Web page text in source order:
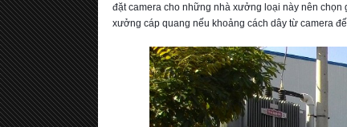
đặt camera cho những nhà xưởng loại này nên chọn
xưởng cáp quang nếu khoảng cách dây từ camera